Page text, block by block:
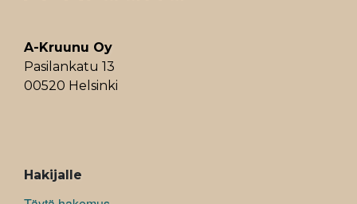
A-Kruunu Oy
Pasilankatu 13
00520 Helsinki
ALAVALIKKO
Hakijalle